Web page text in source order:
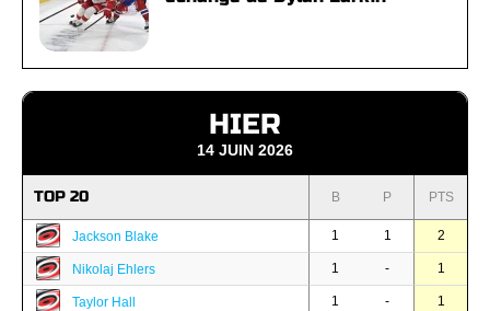
HIER
14 JUIN 2026
TOP 20 B P PTS
Jackson Blake 1 1 2
Nikolaj Ehlers 1 - 1
Taylor Hall 1 - 1